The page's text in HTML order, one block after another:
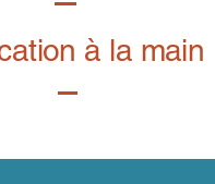
à la main